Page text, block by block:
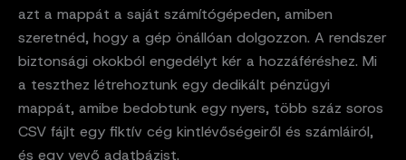
azt a mappát a saját számítógépeden, amiben
szeretnéd, hogy a gép önállóan dolgozzon. A rendszer
biztonsági okokból engedélyt kér a hozzáféréshez. Mi
a teszthez létrehoztunk egy dedikált pénzügyi
mappát, amibe bedobtunk egy nyers, több száz soros
CSV fájlt egy fiktív cég kintlévőségeiről és számláiról,
és egy vevő adatbázist.